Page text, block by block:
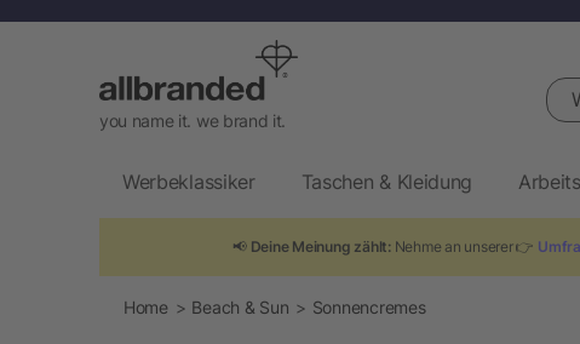
you name it. we brand it.
Werbeklassiker Taschen & Kleidung
📢 Deine Meinung zählt:Nehme an unserer 👉
Home Beach & Sun Sonnencremes